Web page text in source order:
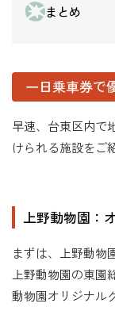
まとめ
一日乗車券で
早速、台東区内で
けられる施設をご
上野動物園：
まずは、上野動物園
上野動物園の東
動物園オリジナル